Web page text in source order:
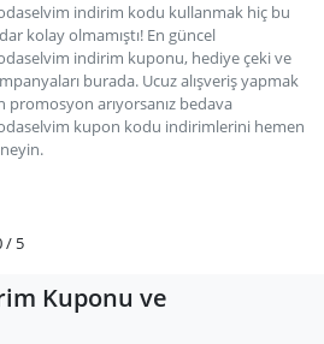
/ 5
indirim kodu kullanmak hiç bu
kolay olmamıştı! En güncel
indirim kuponu, hediye çeki ve
burada. Ucuz alışveriş yapmak
promosyon arıyorsanız bedava
kupon kodu indirimlerini hemen
Kuponu ve